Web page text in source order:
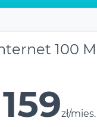
100
159zł/mies.